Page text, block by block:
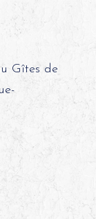
Gîtes de